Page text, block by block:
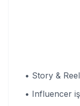
• Story &
• Influencer